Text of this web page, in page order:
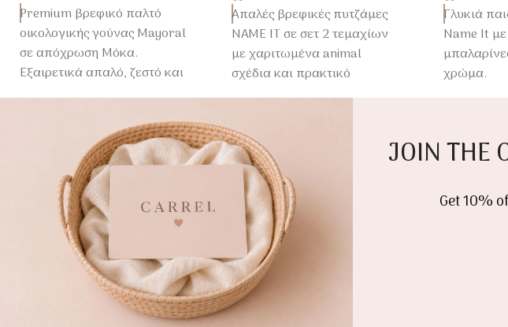
Premium βρεφικό παλτό
οικολογικής γούνας Mayoral
σε απόχρωση Μόκα.
Εξαιρετικά απαλό, ζεστό και
κομψό, ιδανικό για
και καθημερινές χειμερινές
εμφανίσεις.
Απαλές βρεφικές πυτζάμες
NAME IT σε σετ 2 τεμαχίων
με χαριτωμένα animal
σχέδια και πρακτικό
φερμουάρ.
βαμβάκι για άνετο και
ξεκούραστο ύπνο κάθε
βράδυ.
Γλυκιά
Name It με
χρώμα.
ελευθερία
JOIN THE
Get 10%